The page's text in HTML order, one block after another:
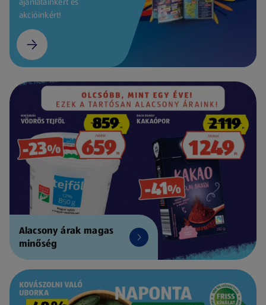
akcióinkért!
Alacsony árak magas
minőség